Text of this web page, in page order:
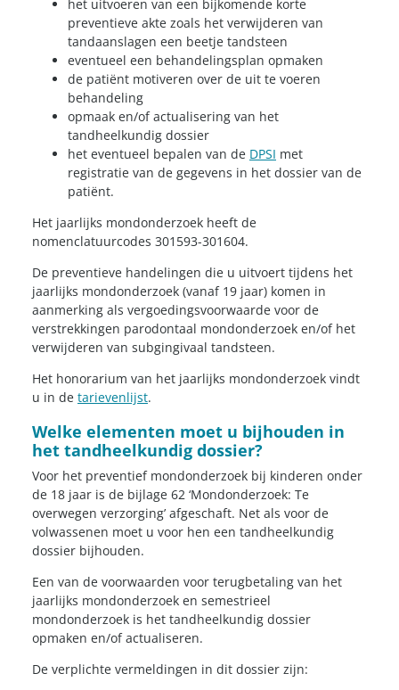
het uitvoeren van een bijkomende korte
preventieve akte zoals het verwijderen van
tandaanslagen een beetje tandsteen
eventueel een behandelingsplan opmaken
de patiënt motiveren over de uit te voeren
behandeling
opmaak en/of actualisering van het
tandheelkundig dossier
het eventueel bepalen van de DPSI met
registratie van de gegevens in het dossier van de
patiënt.
Het jaarlijks mondonderzoek heeft de
nomenclatuurcodes 301593-301604.
De preventieve handelingen die u uitvoert tijdens het
jaarlijks mondonderzoek (vanaf 19 jaar) komen in
aanmerking als vergoedingsvoorwaarde voor de
verstrekkingen parodontaal mondonderzoek en/of het
verwijderen van subgingivaal tandsteen.
Het honorarium van het jaarlijks mondonderzoek vindt
u in de tarievenlijst.
Welke elementen moet u bijhouden in
het tandheelkundig dossier?
Voor het preventief mondonderzoek bij kinderen onder
de 18 jaar is de bijlage 62 ‘Mondonderzoek: Te
overwegen verzorging’ afgeschaft. Net als voor de
volwassenen moet u voor hen een tandheelkundig
dossier bijhouden.
Een van de voorwaarden voor terugbetaling van het
jaarlijks mondonderzoek en semestrieel
mondonderzoek is het tandheelkundig dossier
opmaken en/of actualiseren.
De verplichte vermeldingen in dit dossier zijn: